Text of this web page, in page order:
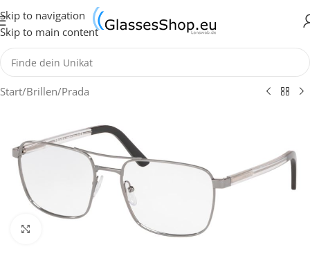
Skip to navigation
Skip to main content
Start/Brillen/Prada
Klick zum Vergrößern